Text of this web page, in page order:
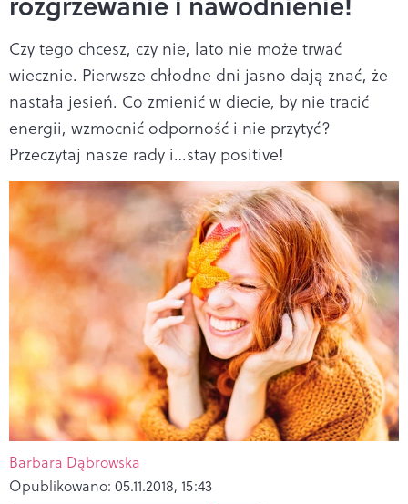
Czy tego chcesz, czy nie, lato nie może trwać
wiecznie. Pierwsze chłodne dni jasno dają znać, że
nastała jesień. Co zmienić w diecie, by nie tracić
energii, wzmocnić odporność i nie przytyć?
Przeczytaj nasze rady i…stay positive!
Barbara Dąbrowska
Opublikowano: 05.11.2018, 15:43